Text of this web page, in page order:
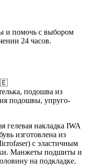
и помочь с выбором
24 часов.
подошва из
подошвы, упруго-
гелевая накладка IWA
изготовлена из
с эластичным
Манжеты подшиты и
на подкладке.